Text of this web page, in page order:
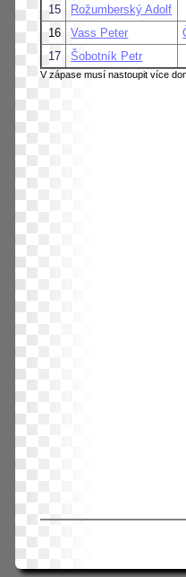
15
Rožumberský Adolf
16
Vass Peter
17
Šobotník Petr
V zápase musí nastoupit více